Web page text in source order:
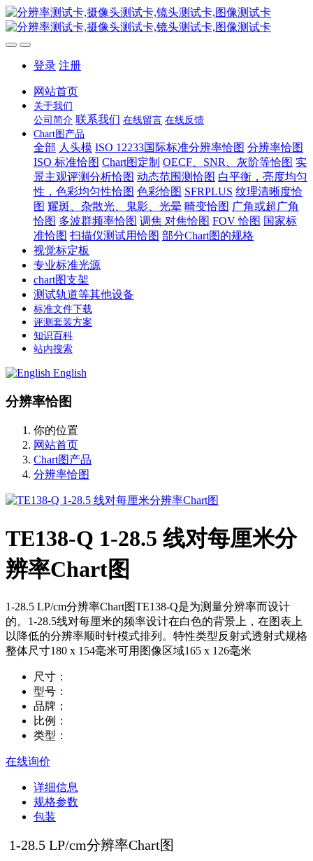
登录 注册
网站首页
关于我们
公司简介 联系我们 在线留言 在线反馈
Chart图产品
全部 人头模 ISO 12233国际标准分辨率恰图 分辨率恰图
ISO 标准恰图 Chart图定制 OECF、SNR、灰阶等恰图 实
景主观评测分析恰图 动态范围测恰图 白平衡，亮度均匀
性，色彩均匀性恰图 色彩恰图 SFRPLUS 纹理清晰度恰
图 耀斑、杂散光、鬼影、光晕 畸变恰图 广角或超广角
恰图 多波群频率恰图 调焦 对焦恰图 FOV 恰图 国家标
准恰图 扫描仪测试用恰图 部分Chart图的规格
视觉标定板
专业标准光源
chart图支架
测试轨道等其他设备
标准文件下载
评测套装方案
知识百科
站内搜索
English
分辨率恰图
你的位置
网站首页
Chart图产品
分辨率恰图
TE138-Q 1-28.5 线对每厘米分
辨率Chart图
1-28.5 LP/cm分辨率Chart图TE138-Q是为测量分辨率而设计
的。1-28.5线对每厘米的频率设计在白色的背景上，在图表上
以降低的分辨率顺时针模式排列。特性类型反射式透射式规格
整体尺寸180 x 154毫米可用图像区域165 x 126毫米
尺寸：
型号：
品牌：
比例：
类型：
在线询价
详细信息
规格参数
包装
1-28.5 LP/cm分辨率Chart图